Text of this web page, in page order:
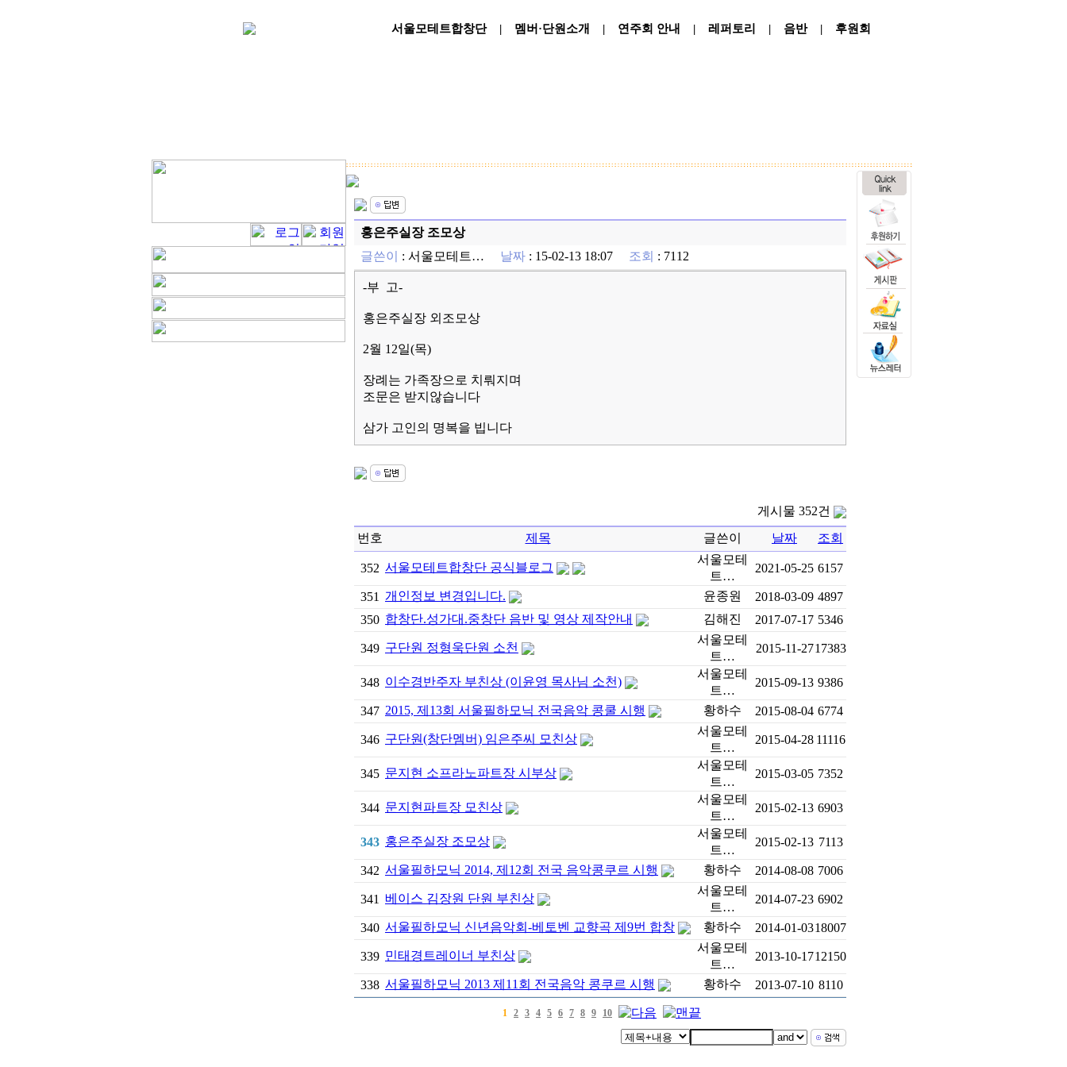
서울모테트합창단| 멤버·단원소개 | 연주회 안내 | 레퍼토리 | 음반| 후원회
홍은주실장 조모상
글쓴이
: 서울모테트… 날짜 : 15-02-13 18:07 조회 : 7112
-부 고-
홍은주실장 외조모상
2월 12일(목)
장례는 가족장으로 치뤄지며
조문은 받지않습니다
삼가 고인의 명복을 빕니다
게시물 352건
번호
제목 글쓴이 날짜 조회
352 서울모테트합창단 공식블로그
서울모테
트…
2021-05-25 6157
351 개인정보 변경입니다. 윤종원 2018-03-09 4897
350 합창단.성가대.중창단 음반 및 영상 제작안내 김해진 2017-07-17 5346
349 구단원 정형욱단원 소천
서울모테
트…
2015-11-2717383
348 이수경반주자 부친상 (이윤영 목사님 소천)
서울모테
트…
2015-09-13 9386
347 2015, 제13회 서울필하모닉 전국음악 콩쿨 시행 황하수 2015-08-04 6774
346 구단원(창단멤버) 임은주씨 모친상
서울모테
트…
2015-04-28 11116
345 문지현 소프라노파트장 시부상
서울모테
트…
2015-03-05 7352
344 문지현파트장 모친상
서울모테
트…
2015-02-13 6903
343 홍은주실장 조모상
서울모테
트…
2015-02-13 7113
342 서울필하모닉 2014, 제12회 전국 음악콩쿠르 시행 황하수 2014-08-08 7006
341 베이스 김장원 단원 부친상
서울모테
트…
2014-07-23 6902
340 서울필하모닉 신년음악회-베토벤 교향곡 제9번 합창 황하수 2014-01-0318007
339 민태경트레이너 부친상
서울모테
트…
2013-10-1712150
338 서울필하모닉 2013 제11회 전국음악 콩쿠르 시행 황하수 2013-07-10 8110
1 2 3 4 5 6 7 8 9 10